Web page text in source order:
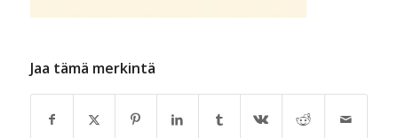
Jaa tämä merkintä